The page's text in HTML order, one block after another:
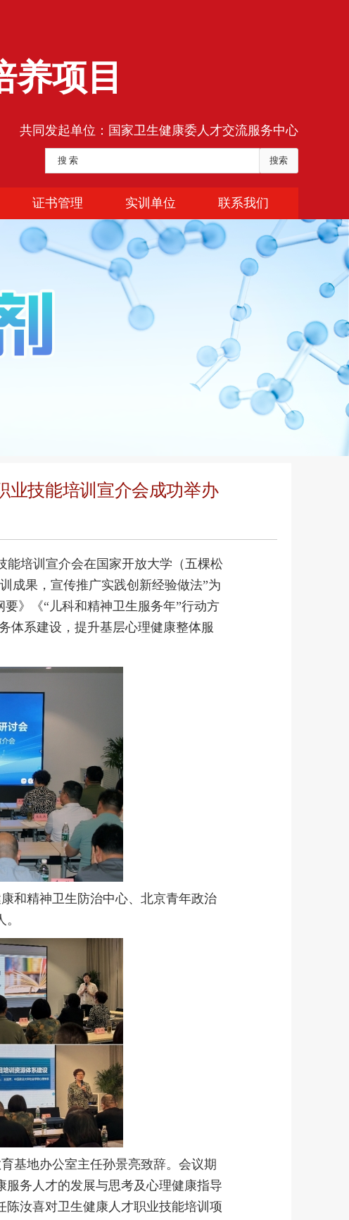
项目
共同发起单位：国家卫生健康委人才交流服务中心
证书管理 实训单位 联系我们
业技能培训宣介会成功举办
能培训宣介会在国家开放大学（五棵松
成果，宣传推广实践创新经验做法”为
》《“儿科和精神卫生服务年”行动方
体系建设，提升基层心理健康整体服
和精神卫生防治中心、北京青年政治
基地办公室主任孙景亮致辞。会议期
务人才的发展与思考及心理健康指导
汝喜对卫生健康人才职业技能培训项